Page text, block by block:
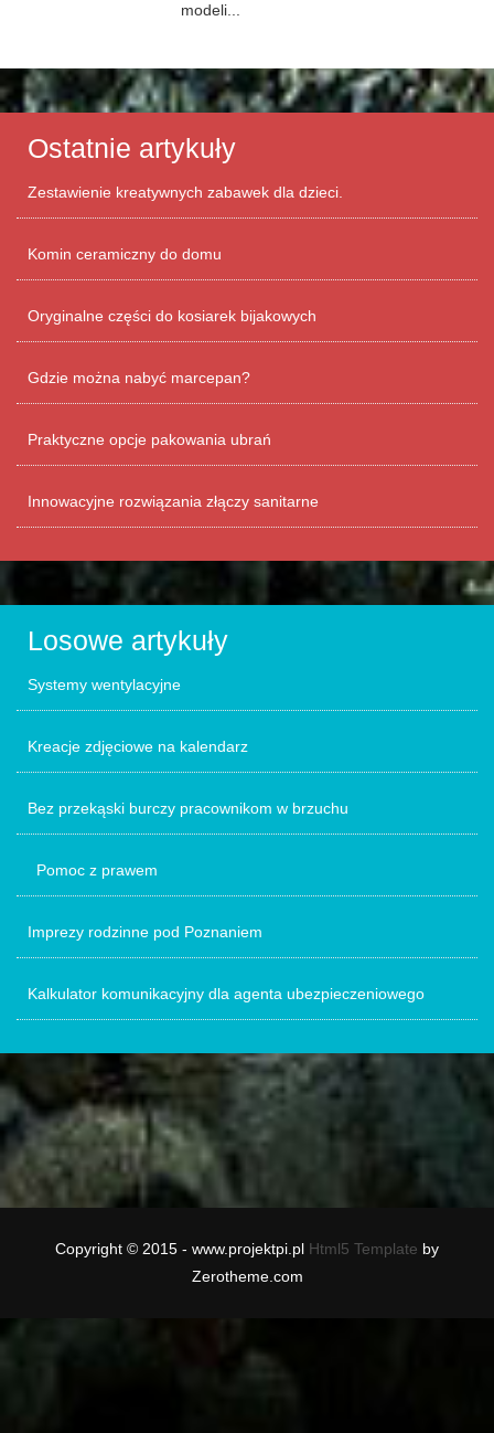
modeli...
Ostatnie artykuły
Zestawienie kreatywnych zabawek dla dzieci.
Komin ceramiczny do domu
Oryginalne części do kosiarek bijakowych
Gdzie można nabyć marcepan?
Praktyczne opcje pakowania ubrań
Innowacyjne rozwiązania złączy sanitarne
Losowe artykuły
Systemy wentylacyjne
Kreacje zdjęciowe na kalendarz
Bez przekąski burczy pracownikom w brzuchu
Pomoc z prawem
Imprezy rodzinne pod Poznaniem
Kalkulator komunikacyjny dla agenta ubezpieczeniowego
Copyright © 2015 - www.projektpi.pl Html5 Template by
Zerotheme.com